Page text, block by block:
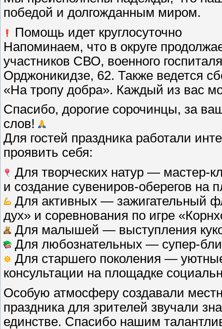
победой и долгожданным миром.
Помощь идет круглосуточно
Напоминаем, что в округе
участников СВО, военного
Орджоникидзе, 62. Также ведется
«На тропу добра». Каждый из вас
Спасибо, дорогие сорочинцы, за
слов!
Для гостей праздника работали
проявить себя:
Для творческих натур — мастер-
и создание сувениров-оберегов на
Для активных — зажигательный
дух» и соревнования по игре
Для малышей — выступления
Для любознательных — супер-
Для старшего поколения —
консультации на площадке
Особую атмосферу создавали
праздника для зрителей звучали
единстве. Спасибо нашим